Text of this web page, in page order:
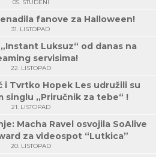
05. STUDENI
fanove za Halloween!
31. LISTOPAD
„Instant Luksuz“ od danas na
servisima!
22. LISTOPAD
i Tvrtko Hopek Les udružili su
singlu „Priručnik za tebe“ !
21. LISTOPAD
Macha Ravel osvojila SoAlive
za videospot “Lutkica”
20. LISTOPAD